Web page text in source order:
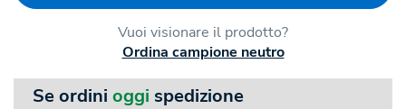
Vuoi visionare il prodotto?
Ordina campione neutro
Se ordini oggi spedizione